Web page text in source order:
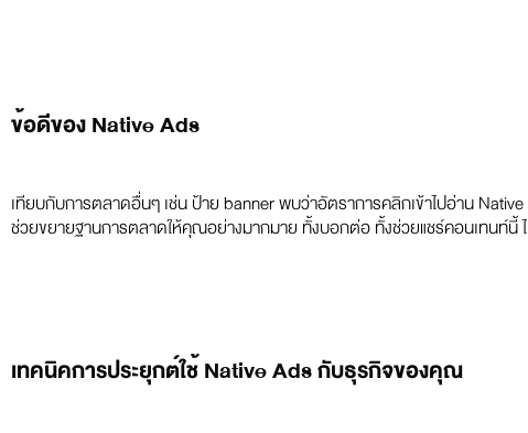
ข้อดีของ Native Ads
เทียบกับการตลาดอื่นๆ เช่น ป้าย banner พบว่าอัตราการคลิกเข้าไปอ่าน
ช่วยขยายฐานการตลาดให้คุณอย่างมากมาย ทั้งบอกต่อ ทั้งช่วยแชร์คอนเทนท์นี้
เทคนิคการประยุกต์ใช้ Native Ads กับธุรกิจของคุณ